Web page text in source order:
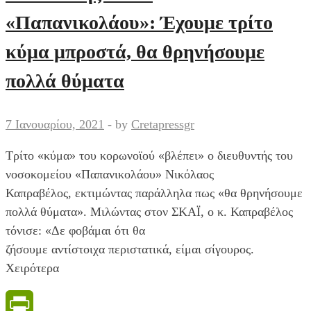
του
να
μοιράζονται
«Παπανικολάου»: Έχουμε τρίτο
κύμα μπροστά, θα θρηνήσουμε
πολλά θύματα
7 Ιανουαρίου, 2021 - by Cretapressgr
Τρίτο «κύμα» του κορωνοϊού «βλέπει» ο διευθυντής του
νοσοκομείου «Παπανικολάου» Νικόλαος
Καπραβέλος, εκτιμώντας παράλληλα πως «θα θρηνήσουμε
πολλά θύματα». Μιλώντας στον ΣΚΑΪ, ο κ. Καπραβέλος
τόνισε: «Δε φοβάμαι ότι θα
ζήσουμε αντίστοιχα περιστατικά, είμαι σίγουρος.
Χειρότερα